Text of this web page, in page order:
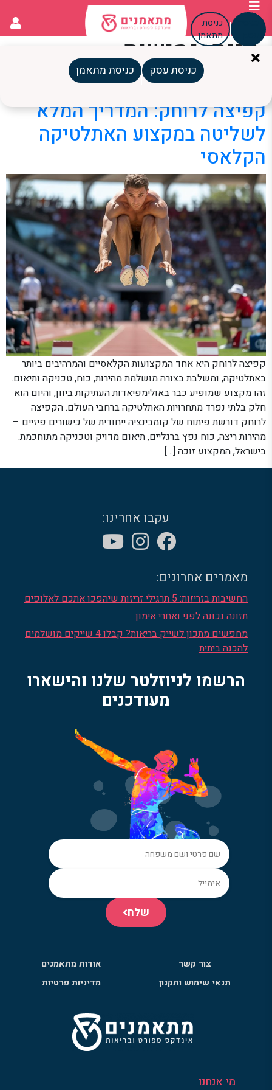
כניסת
מתאמן
כניסת עסק כניסת מתאמן
תגית:גמישות
ספורטיבית
קפיצה לרוחק: המדריך המלא
לשליטה במקצוע האתלטיקה
הקלאסי
קפיצה לרוחק היא אחד המקצועות הקלאסיים והמרהיבים ביותר
באתלטיקה, ומשלבת בצורה מושלמת מהירות, כוח, טכניקה ותיאום.
זהו מקצוע שמופיע כבר באולימפיאדות העתיקות ביוון, והיום הוא
חלק בלתי נפרד מתחרויות האתלטיקה ברחבי העולם. הקפיצה
לרוחק דורשת פיתוח של קומבינציה ייחודית של כישורים פיזיים –
מהירות ריצה, כוח נפץ ברגליים, תיאום מדויק וטכניקה מתוחכמת.
בישראל, המקצוע זוכה […]
עקבו אחרינו:
מאמרים אחרונים:
החשיבות בזריזות: 5 תרגילי זריזות שיהפכו אתכם לאלופים
תזונה נכונה לפני ואחרי אימון
מחפשים מתכון לשייק בריאות? קבלו 4 שייקים מושלמים
להכנה ביתית
הרשמו לניוזלטר שלנו והישארו
מעודכנים
שלח
צור קשר
אודות מתאמנים
תנאי שימוש ותקנון
מדיניות פרטיות
מי אנחנו